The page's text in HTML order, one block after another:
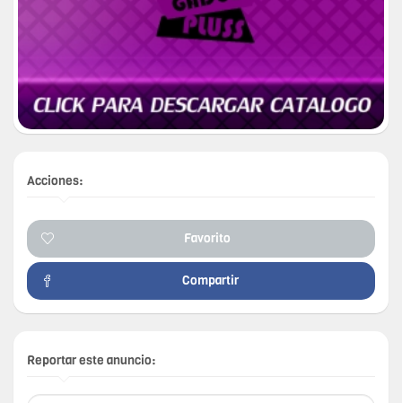
Acciones:
Favorito
Compartir
Reportar este anuncio: